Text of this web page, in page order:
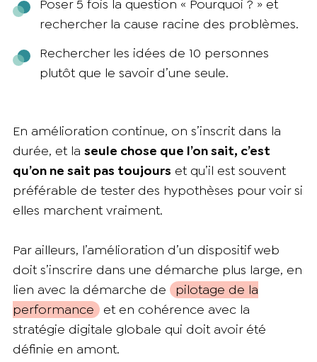
Poser 5 fois la question « Pourquoi ? » et
rechercher la cause racine des problèmes.
Rechercher les idées de 10 personnes
plutôt que le savoir d’une seule.
En amélioration continue, on s’inscrit dans la
durée, et la seule chose que l’on sait, c’est
qu’on ne sait pas toujours et qu’il est souvent
préférable de tester des hypothèses pour voir si
elles marchent vraiment.
Par ailleurs, l’amélioration d’un dispositif web
doit s’inscrire dans une démarche plus large, en
lien avec la démarche de
pilotage de la
performance et en cohérence avec la
stratégie digitale globale qui doit avoir été
définie en amont.